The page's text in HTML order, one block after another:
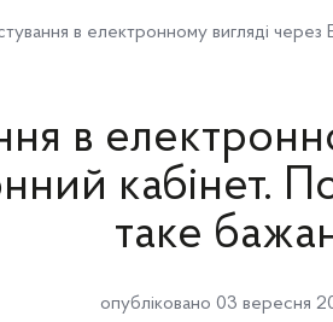
в електронному вигляді
в
кабінет.
таке
опубліковано 03 вересня